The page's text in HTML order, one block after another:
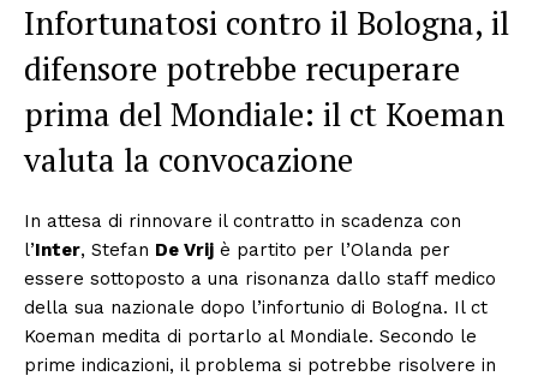
Infortunatosi contro il Bologna, il
difensore potrebbe recuperare
prima del Mondiale: il ct Koeman
valuta la convocazione
In attesa di rinnovare il contratto in scadenza con
l’Inter, Stefan De Vrij è partito per l’Olanda per
essere sottoposto a una risonanza dallo staff medico
della sua nazionale dopo l’infortunio di Bologna. Il ct
Koeman medita di portarlo al Mondiale. Secondo le
prime indicazioni, il problema si potrebbe risolvere in